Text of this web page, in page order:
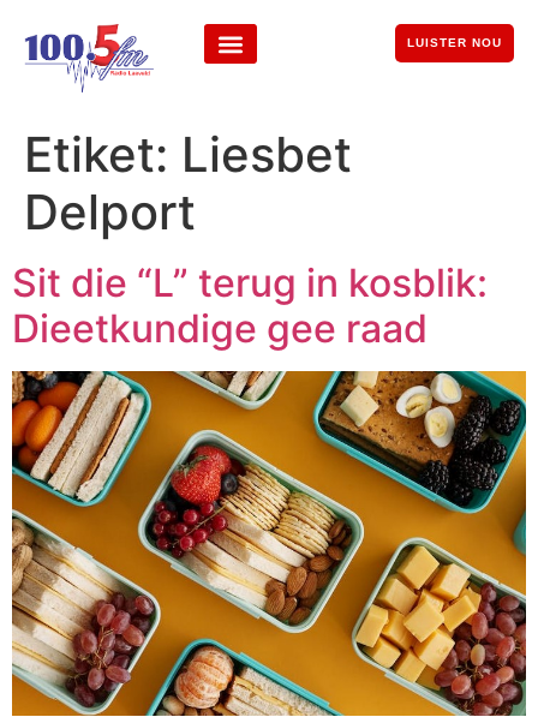
LUISTER NOU
Etiket: Liesbet
Delport
Sit die “L” terug in kosblik:
Dieetkundige gee raad